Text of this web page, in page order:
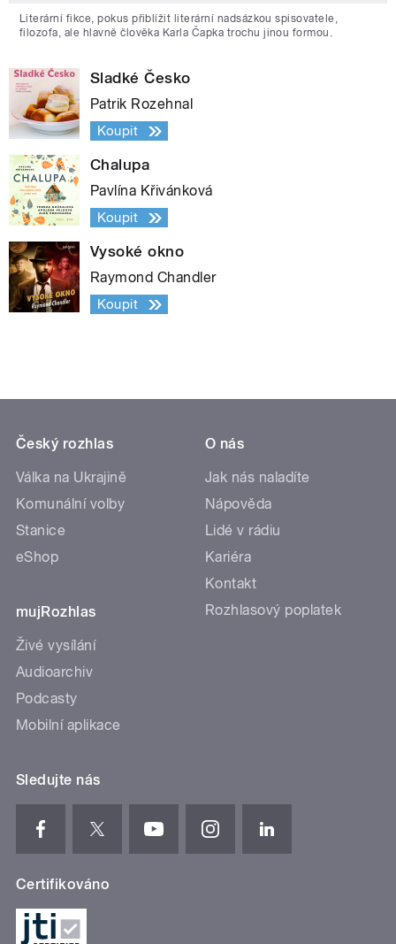
Literární fikce, pokus přiblížit literární nadsázkou spisovatele,
filozofa, ale hlavně člověka Karla Čapka trochu jinou formou.
Sladké Česko
Patrik Rozehnal
Koupit
Chalupa
Pavlína Křivánková
Koupit
Vysoké okno
Raymond Chandler
Koupit
Český rozhlas
Válka na Ukrajině
Komunální volby
Stanice
eShop
mujRozhlas
Živé vysílání
Audioarchiv
Podcasty
Mobilní aplikace
O nás
Jak nás naladíte
Nápověda
Lidé v rádiu
Kariéra
Kontakt
Rozhlasový poplatek
Sledujte nás
Certifikováno